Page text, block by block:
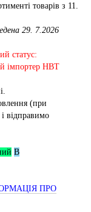
товарів з 11.
29. 7.2026
статус:
імпортер НВТ
(при
відправимо
В
ПРО